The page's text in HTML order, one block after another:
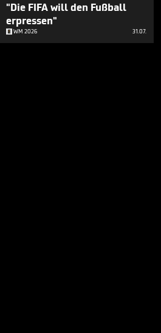
"Die FIFA will den Fußball
erpressen"
WM 2026 31.07.